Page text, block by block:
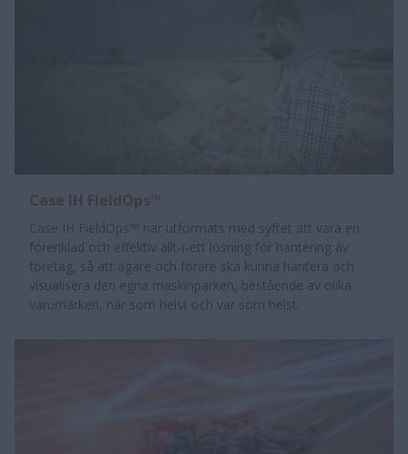
Case IH FieldOps™ har utformats med syftet att vara en
förenklad och effektiv allt-i-ett lösning för hantering av
företag, så att ägare och förare ska kunna hantera och
visualisera den egna maskinparken, bestående av olika
varumärken, när som helst och var som helst.